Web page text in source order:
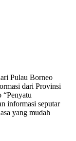
Pulau Borneo
dari Provinsi
“Penyatu
informasi seputar
yang mudah